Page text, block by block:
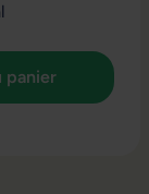
quantité
panier